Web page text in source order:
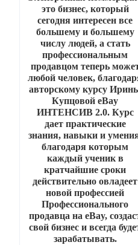
это бизнес, который
сегодня интересен все
большему и большему
числу людей, а стать
профессиональным
продавцом теперь
любой человек,
авторскому курсу
Купцовой eBay
ИНТЕНСИВ 2.0. Курс
дает практические
знания, навыки и
благодаря которым
каждый ученик в
кратчайшие сроки
действительно овладеет
новой профессией
Профессионального
продавца на eBay,
свой бизнес и всегда
зарабатывать.